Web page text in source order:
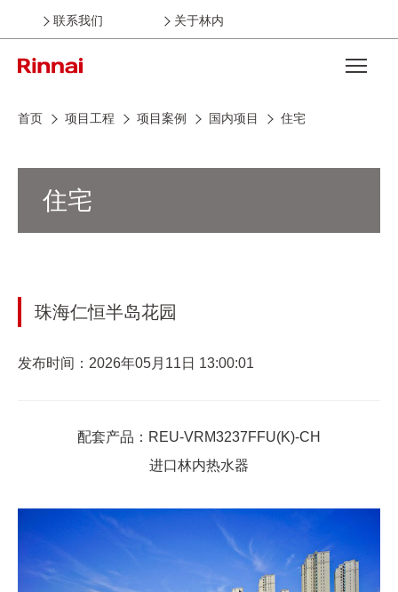
联系我们 关于林内
Open the
首页 项目工程 项目案例 国内项目 住宅
住宅
珠海仁恒半岛花园
发布时间：2026年05月11日 13:00:01
配套产品：REU-VRM3237FFU(K)-CH
进口林内热水器